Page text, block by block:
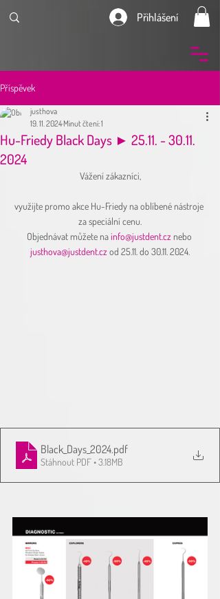
Přihlášení
Příspěvek
Hu-Friedy Black Days ► 25.11. - 30.11.
2024
justhova
19. 11. 2024 Minut čtení: 1
Vážení zákazníci,
využijte promo akce Hu-Friedy na oblíbené nástroje
za speciální cenu.
Objednávat můžete na info@justdent.cz nebo
justhova@justdent.cz od 25.11. do 30.11. 2024.
Black_Days_2024.pdf
Stáhnout PDF • 3.18MB